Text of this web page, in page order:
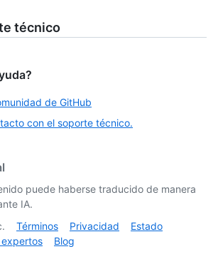
técnico
de GitHub
con el soporte técnico.
puede haberse traducido de manera
IA.
Términos Privacidad
Estado
Blog